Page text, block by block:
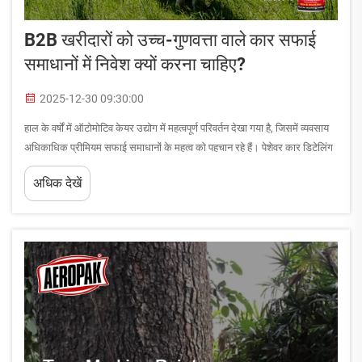
B2B खरीदारों को उच्च-गुणवत्ता वाले कार सफाई
समाधानों में निवेश क्यों करना चाहिए?
2025-12-30 09:30:00
हाल के वर्षों में ऑटोमोटिव केयर उद्योग में महत्वपूर्ण परिवर्तन देखा गया है, जिसमें व्यवसाय
अधिकाधिक प्रीमियम सफाई समाधानों के महत्व को पहचान रहे हैं। पेशेवर कार डिटेलिंग
सेवाएं, फ्लीट प्रबंधन कंपनियां, और ऑटोमोटिव...
अधिक देखें